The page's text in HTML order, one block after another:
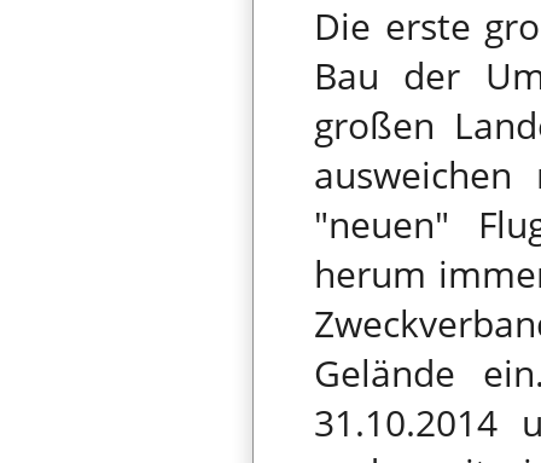
Die erste
Bau der
großen
"neuen"
herum
Gelände
31.10.2014